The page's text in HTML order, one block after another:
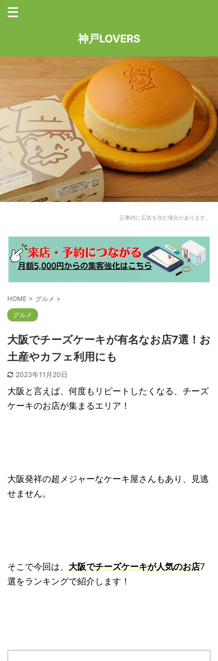
神戸LOVERS
記事内に広告を含む場合があります。
HOME > グルメ >
グルメ
大阪でチーズケーキが有名なお店7選！お
土産やカフェ利用にも
2023年11月20日
大阪と言えば、何度もリピートしたくなる、チーズ
ケーキのお店が集まるエリア！
大阪発祥の超メジャーなケーキ屋さんもあり、見逃
せません。
そこで今回は、 大阪でチーズケーキが人気のお店7
選をランキングで紹介します！